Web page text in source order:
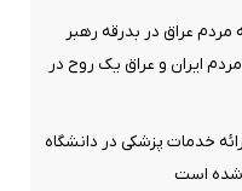
مردم عراق در بدرقه رهبر
ایران و عراق یک روح در
خدمات پزشکی در دانشگاه
شده است